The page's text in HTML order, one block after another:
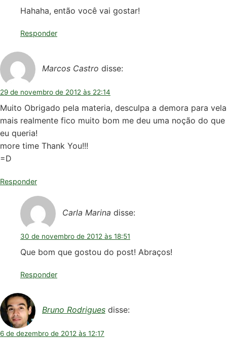
Hahaha, então você vai gostar!
Responder
Marcos Castro disse:
29 de novembro de 2012 às 22:14
Muito Obrigado pela materia, desculpa a demora para vela
mais realmente fico muito bom me deu uma noção do que
eu queria!
more time Thank You!!!
=D
Responder
Carla Marina disse:
30 de novembro de 2012 às 18:51
Que bom que gostou do post! Abraços!
Responder
Bruno Rodrigues disse:
6 de dezembro de 2012 às 12:17